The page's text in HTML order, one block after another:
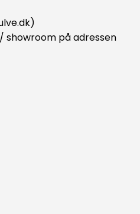
showroom på adressen